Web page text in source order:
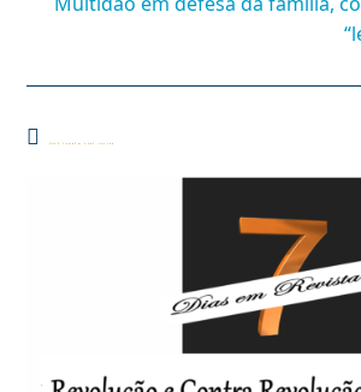
Você também pode gostar